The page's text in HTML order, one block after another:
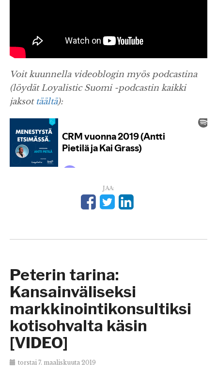
Voit kuunnella videoblogin myös podcastina
(löydät Loyalistic Suomi -podcastin kaikki
jaksot täältä):
JAA:
Peterin tarina:
Kansainväliseksi
markkinointikonsultiksi
kotisohvalta käsin
[VIDEO]
torstai 7. maaliskuuta 2019